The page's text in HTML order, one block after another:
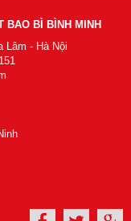
BAO BÌ BÌNH MINH
Lâm - Hà Nội